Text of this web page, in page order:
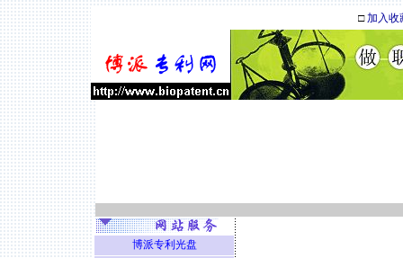
□加入收
博派专利光盘